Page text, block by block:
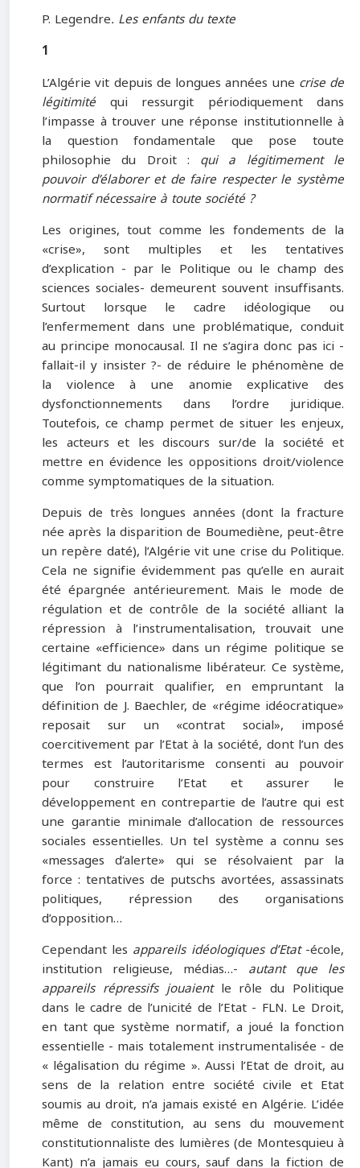
P. Legendre. Les enfants du texte
1
L’Algérie vit depuis de longues années une crise de
légitimitéqui ressurgit périodiquement dans
l’impasse à trouver une réponse institutionnelle à
la question fondamentale que pose toute
philosophie du Droit : qui a légitimement le
pouvoir d’élaborer et de faire respecter le système
normatif nécessaire à toute société ?
Les origines, tout comme les fondements de la
«crise», sont multiples et les tentatives
d’explication - par le Politique ou le champ des
sciences sociales- demeurent souvent insuffisants.
Surtout lorsque le cadre idéologique ou
l’enfermement dans une problématique, conduit
au principe monocausal. Il ne s’agira donc pas ici -
fallait-il y insister ?- de réduire le phénomène de
la violence à une anomie explicative des
dysfonctionnements dans l’ordre juridique.
Toutefois, ce champ permet de situer les enjeux,
les acteurs et les discours sur/de la société et
mettre en évidence les oppositions droit/violence
comme symptomatiques de la situation.
Depuis de très longues années (dont la fracture
née après la disparition de Boumediène, peut-être
un repère daté), l’Algérie vit une crise du Politique.
Cela ne signifie évidemment pas qu’elle en aurait
été épargnée antérieurement. Mais le mode de
régulation et de contrôle de la société alliant la
répression à l’instrumentalisation, trouvait une
certaine «efficience» dans un régime politique se
légitimant du nationalisme libérateur. Ce système,
que l’on pourrait qualifier, en empruntant la
définition de J. Baechler, de «régime idéocratique»
reposait sur un «contrat social», imposé
coercitivement par l’Etat à la société, dont l’un des
termes est l’autoritarisme consenti au pouvoir
pour construire l’Etat et assurer le
développement en contrepartie de l’autre qui est
une garantie minimale d’allocation de ressources
sociales essentielles. Un tel système a connu ses
«messages d’alerte» qui se résolvaient par la
force : tentatives de putschs avortées, assassinats
politiques, répression des organisations
d’opposition…
Cependant les appareils idéologiques d’Etat-école,
institution religieuse, médias…- autant que les
appareils répressifs jouaientle rôle du Politique
dans le cadre de l’unicité de l’Etat - FLN. Le Droit,
en tant que système normatif, a joué la fonction
essentielle - mais totalement instrumentalisée - de
« légalisation du régime ». Aussi l’Etat de droit, au
sens de la relation entre société civile et Etat
soumis au droit, n’a jamais existé en Algérie. L’idée
même de constitution, au sens du mouvement
constitutionnaliste des lumières (de Montesquieu à
Kant) n’a jamais eu cours, sauf dans la fiction de